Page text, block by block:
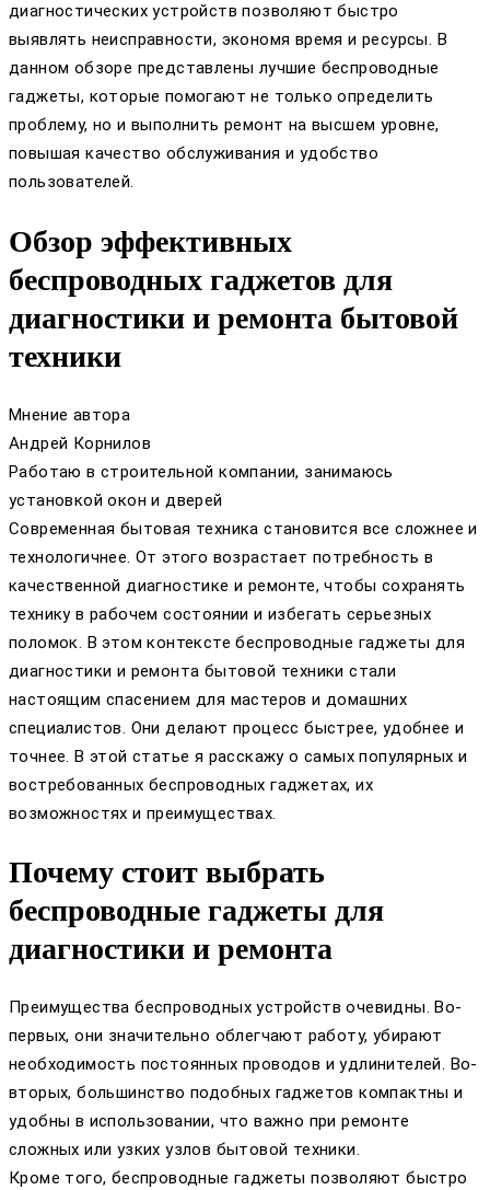
диагностических устройств позволяют быстро
выявлять неисправности, экономя время и ресурсы. В
данном обзоре представлены лучшие беспроводные
гаджеты, которые помогают не только определить
проблему, но и выполнить ремонт на высшем уровне,
повышая качество обслуживания и удобство
пользователей.
Обзор эффективных
беспроводных гаджетов для
диагностики и ремонта бытовой
техники
Мнение автора
Андрей Корнилов
Работаю в строительной компании, занимаюсь
установкой окон и дверей
Современная бытовая техника становится все сложнее и
технологичнее. От этого возрастает потребность в
качественной диагностике и ремонте, чтобы сохранять
технику в рабочем состоянии и избегать серьезных
поломок. В этом контексте беспроводные гаджеты для
диагностики и ремонта бытовой техники стали
настоящим спасением для мастеров и домашних
специалистов. Они делают процесс быстрее, удобнее и
точнее. В этой статье я расскажу о самых популярных и
востребованных беспроводных гаджетах, их
возможностях и преимуществах.
Почему стоит выбрать
беспроводные гаджеты для
диагностики и ремонта
Преимущества беспроводных устройств очевидны. Во-
первых, они значительно облегчают работу, убирают
необходимость постоянных проводов и удлинителей. Во-
вторых, большинство подобных гаджетов компактны и
удобны в использовании, что важно при ремонте
сложных или узких узлов бытовой техники.
Кроме того, беспроводные гаджеты позволяют быстро